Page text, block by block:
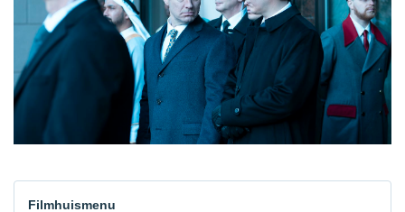
Filmhuismenu